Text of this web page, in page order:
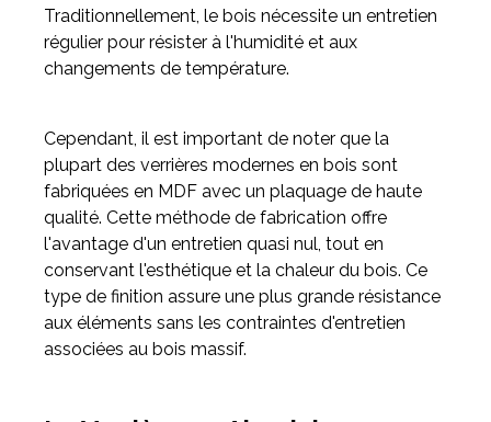
Traditionnellement, le bois nécessite un entretien
régulier pour résister à l'humidité et aux
changements de température.
Cependant, il est important de noter que la
plupart des verrières modernes en bois sont
fabriquées en MDF avec un plaquage de haute
qualité. Cette méthode de fabrication offre
l'avantage d'un entretien quasi nul, tout en
conservant l'esthétique et la chaleur du bois. Ce
type de finition assure une plus grande résistance
aux éléments sans les contraintes d'entretien
associées au bois massif.